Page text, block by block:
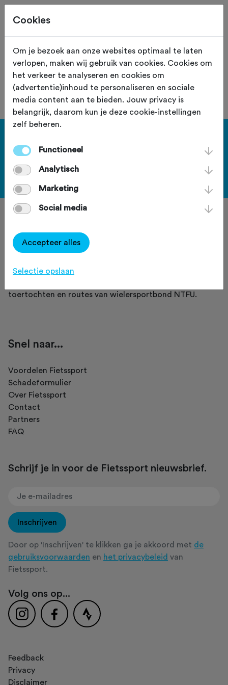
De vereniging met nummer "107067"
is niet gevonden.
voor het PLUS account.
Bekijk de voordelen
toertochten en routes van wielersportbond NTFU.
Snel naar...
Voordelen Fietssport
Schadeformulier
Over Fietssport
Contact
Partners
FAQ
Schrijf je in voor de Fietssport nieuwsbrief.
Inschrijven
Door op 'Inschrijven' te klikken ga je akkoord met de
gebruiksvoorwaarden en het privacybeleid van
Fietssport.
Volg ons op...
Feedback
Privacy
Disclaimer
Cookies
Om je bezoek aan onze websites optimaal te laten
verlopen, maken wij gebruik van cookies. Cookies om
het verkeer te analyseren en cookies om
(advertentie)inhoud te personaliseren en sociale
media content aan te bieden. Jouw privacy is
belangrijk, daarom kun je deze cookie-instellingen
zelf beheren.
Functioneel
Analytisch
Marketing
Social media
Accepteer alles
Selectie opslaan